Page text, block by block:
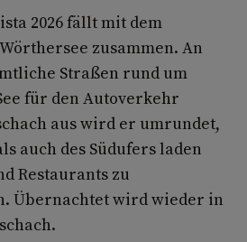
2026 fällt mit dem
zusammen. An
Straßen rund um
für den Autoverkehr
aus wird er umrundet,
auch des Südufers laden
Restaurants zu
Übernachtet wird wieder in